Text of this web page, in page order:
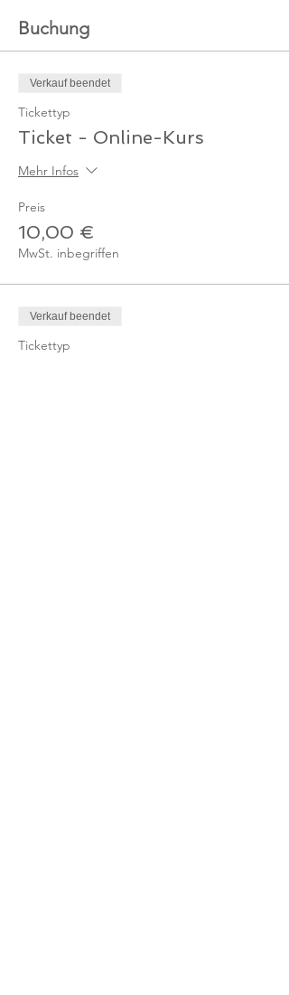
Buchung
Verkauf beendet
Tickettyp
Ticket - Online-Kurs
Mehr Infos
Preis
10,00 €
MwSt. inbegriffen
Verkauf beendet
Tickettyp